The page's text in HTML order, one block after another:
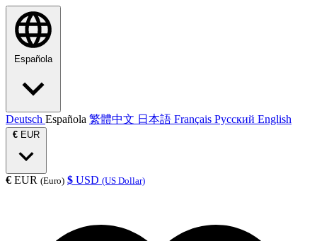
Española
Deutsch Española 繁體中文 日本語 Français Русский English
€ EUR
€ EUR (Euro) $ USD (US Dollar)